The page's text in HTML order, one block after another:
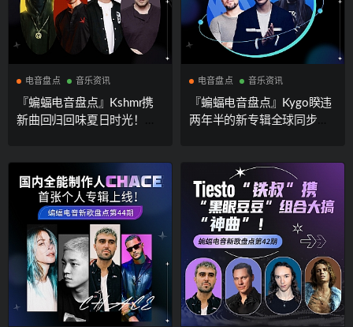
电音盘点 音乐资讯
『蝙蝠电音盘点』Kshmr携
新曲回归回味夏日时光！已
经典怀旧来袭！
电音盘点 音乐资讯
『蝙蝠电音盘点』Kygo睽违
两年半的新专辑全球同步上
新Remixed专辑发布！